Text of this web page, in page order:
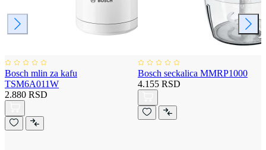
Bosch mlin za kafu
TSM6A011W
2.880 RSD
Bosch seckalica MMRP1000
4.155 RSD